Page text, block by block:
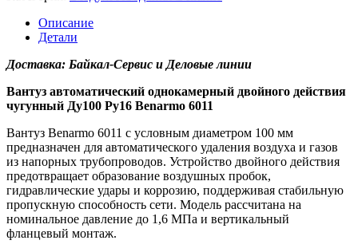
Описание
Детали
Доставка: Байкал-Сервис и Деловые линии
Вантуз автоматический однокамерный двойного действия
чугунный Ду100 Ру16 Benarmo 6011
Вантуз Benarmo 6011 с условным диаметром 100 мм
предназначен для автоматического удаления воздуха и газов
из напорных трубопроводов. Устройство двойного действия
предотвращает образование воздушных пробок,
гидравлические удары и коррозию, поддерживая стабильную
пропускную способность сети. Модель рассчитана на
номинальное давление до 1,6 МПа и вертикальный
фланцевый монтаж.